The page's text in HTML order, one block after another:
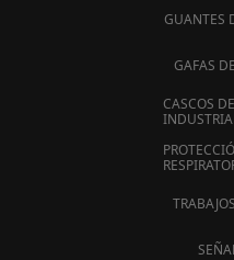
GUANTES
GAFAS
CASCOS